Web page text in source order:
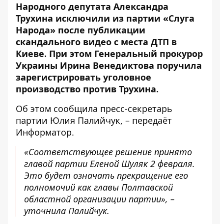
Народного депутата Александра
Трухина исключили из партии «Слуга
Народа» после публикации
скандального видео с места ДТП в
Киеве. При этом Генеральный прокурор
Украины Ирина Венедиктова поручила
зарегистрировать уголовное
производство против Трухина.
Об этом сообщила пресс-секретарь
партии Юлия Палийчук, – передаёт
Информатор.
«Соответствующее решение принято
главой партии Еленой Шуляк 2 февраля.
Это будет означать прекращение его
полномочий как главы Полтавской
областной организации партии», –
уточнила Палийчук.